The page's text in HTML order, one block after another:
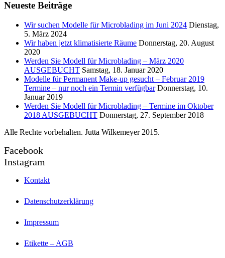
Neueste Beiträge
Wir suchen Modelle für Microblading im Juni 2024 Dienstag,
5. März 2024
Wir haben jetzt klimatisierte Räume Donnerstag, 20. August
2020
Werden Sie Modell für Microblading – März 2020
AUSGEBUCHT Samstag, 18. Januar 2020
Modelle für Permanent Make-up gesucht – Februar 2019
Termine – nur noch ein Termin verfügbar Donnerstag, 10.
Januar 2019
Werden Sie Modell für Microblading – Termine im Oktober
2018 AUSGEBUCHT Donnerstag, 27. September 2018
Alle Rechte vorbehalten. Jutta Wilkemeyer 2015.
Facebook
Instagram
Kontakt
Datenschutzerklärung
Impressum
Etikette – AGB